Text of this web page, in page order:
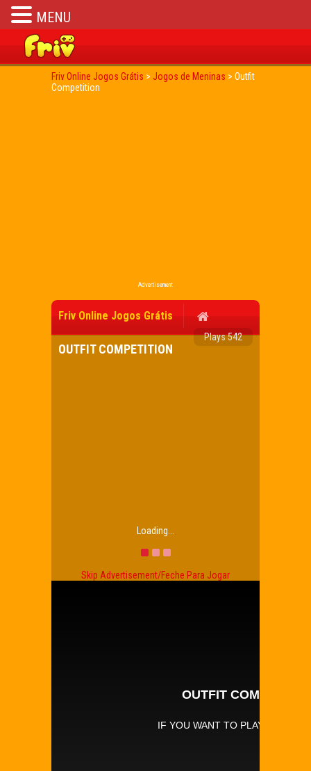
Friv Online Jogos Grátis > Jogos de Meninas > Outfit
Competition
Advertisement
Friv Online Jogos Grátis
Plays 542
OUTFIT COMPETITION
Loading...
Skip Advertisement/Feche Para Jogar
MENU